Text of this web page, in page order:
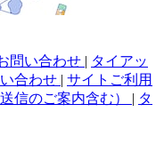
問い合わせ | タイアッ
合わせ | サイトご利用
信のご案内含む） | タ